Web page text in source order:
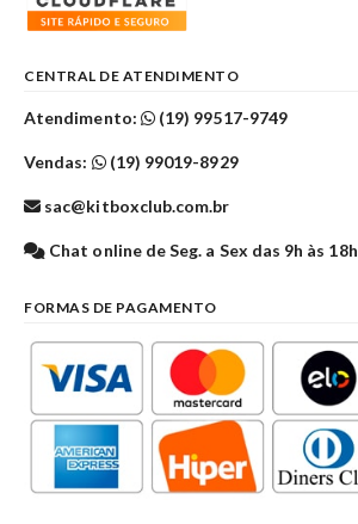
CENTRAL DE ATENDIMENTO
Atendimento: (19) 99517-9749
Vendas: (19) 99019-8929
sac@kitboxclub.com.br
Chat online de Seg. a Sex das 9h às 18h
FORMAS DE PAGAMENTO